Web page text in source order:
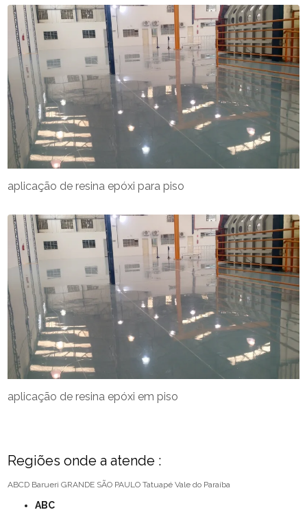
aplicação de resina epóxi para piso
aplicação de resina epóxi em piso
Regiões onde a atende :
ABCD Barueri GRANDE SÃO PAULO Tatuapé Vale do Paraíba
ABC